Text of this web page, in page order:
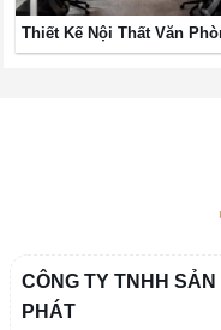
Thiết Kế Nội Thất Văn
CÔNG TY TNHH
PHÁT